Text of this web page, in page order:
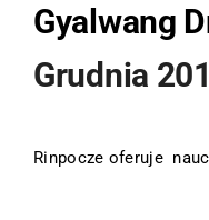
Gyalwang
Grudnia
Rinpocze oferuje